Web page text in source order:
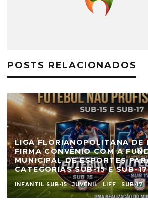
POSTS RELACIONADOS
LIGA FLORIANOPOLITANA DE
FIRMA CONVÊNIO COM A
MUNICIPAL DE ESPORTES
CATEGORIAS SUB-15 E SUB-17
INFANTIL SUB-15 JUVENIL LIFF SUB-17